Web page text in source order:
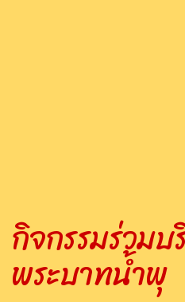
กิจกรรมร่วม
พระบาทน้ำพุ